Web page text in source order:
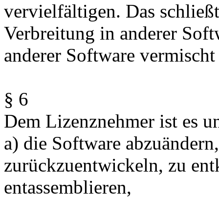
vervielfältigen. Das
Verbreitung in anderer
anderer Software
§ 6
Dem Lizenznehmer ist es
a) die Software
zurückzuentwickeln, zu
entassemblieren,